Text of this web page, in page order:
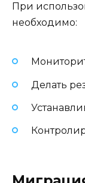
При
необходимо:
Делать